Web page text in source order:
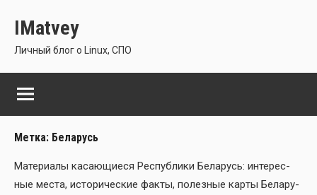
содержимому
IMatvey
Личный блог о Linux, СПО
Метка: Беларусь
Мате­ри­а­лы каса­ю­щи­е­ся Рес­пуб­ли­ки Бела­русь: инте­рес­
ные места, исто­ри­че­ские фак­ты, полез­ные кар­ты Бела­ру­